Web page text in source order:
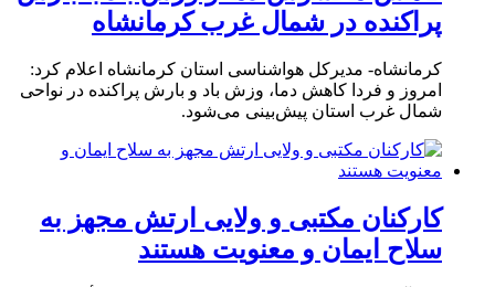
پراکنده در شمال غرب کرمانشاه
کرمانشاه- مدیرکل هواشناسی استان کرمانشاه اعلام کرد:
امروز و فردا کاهش دما، وزش باد و بارش پراکنده در نواحی
شمال غرب استان پیش‌بینی می‌شود.
کارکنان مکتبی و ولایی ارتش مجهز به
سلاح ایمان و معنویت هستند